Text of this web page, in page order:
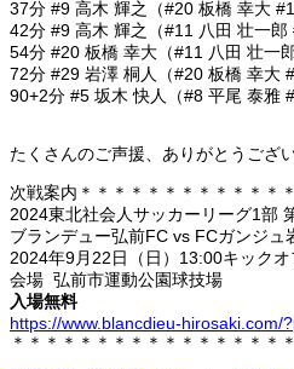
37分 #9 高木 輝之（#20 板橋 幸大
42分 #9 高木 輝之（#11 八田 壮一郎
54分 #20 板橋 幸大（#11 八田 壮一郎
72分 #29 岩澤 桐人（#20 板橋 幸大
90+2分 #5 坂木 快人（#8 平尾 泰雅
たくさんのご声援、ありがとうござ
次戦案内＊＊＊＊＊＊＊＊＊＊＊＊
2024東北社会人サッカーリーグ1部
ブランデュー弘前FC vs FCガンジュ
2024年9月22日（日）13:00キックオ
会場 弘前市運動公園球技場
入場無料
https://www.blancdieu-hirosaki.com/
＊＊＊＊＊＊＊＊＊＊＊＊＊＊＊＊